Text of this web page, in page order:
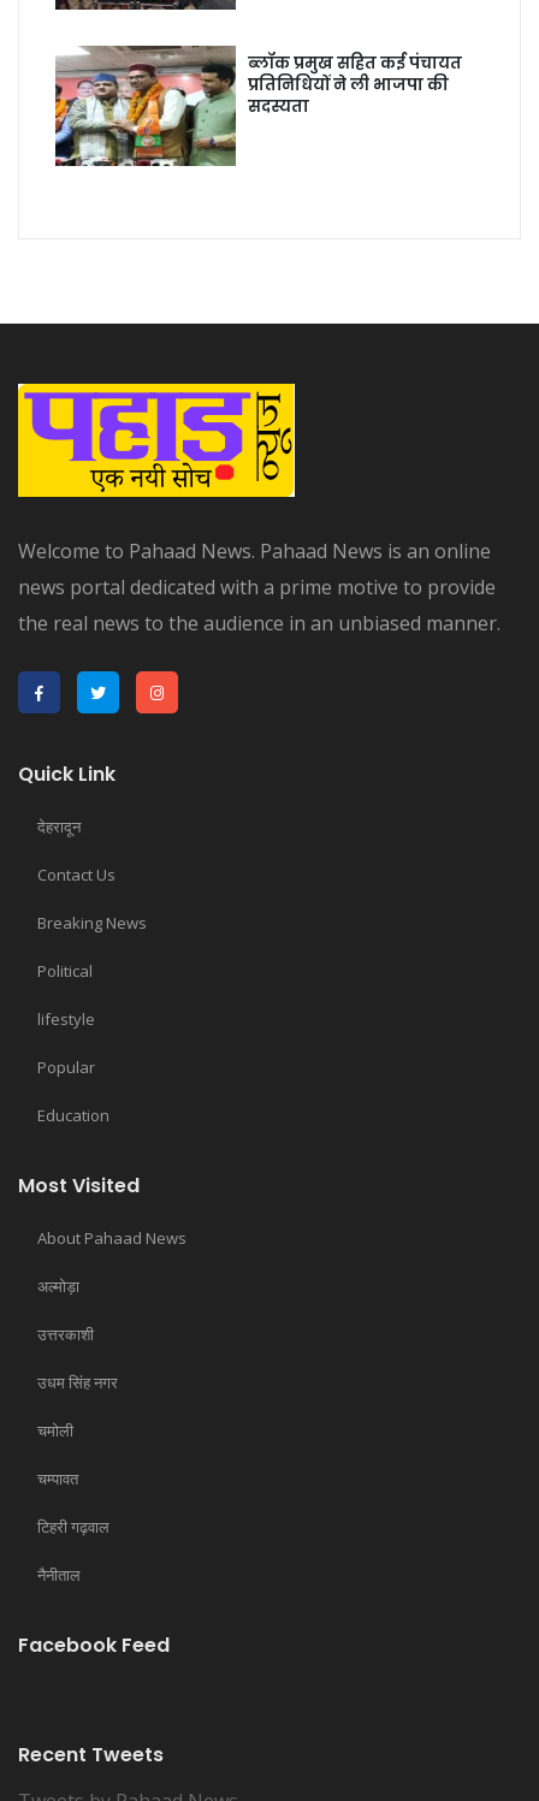
ब्लॉक प्रमुख सहित कई पंचायत
प्रतिनिधियों ने ली भाजपा की
सदस्यता
Welcome to Pahaad News. Pahaad News is an online
news portal dedicated with a prime motive to provide
the real news to the audience in an unbiased manner.
Quick Link
देहरादून
Contact Us
Breaking News
Political
lifestyle
Popular
Education
Most Visited
About Pahaad News
अल्मोड़ा
उत्तरकाशी
उधम सिंह नगर
चमोली
चम्पावत
टिहरी गढ़वाल
नैनीताल
Facebook Feed
Recent Tweets